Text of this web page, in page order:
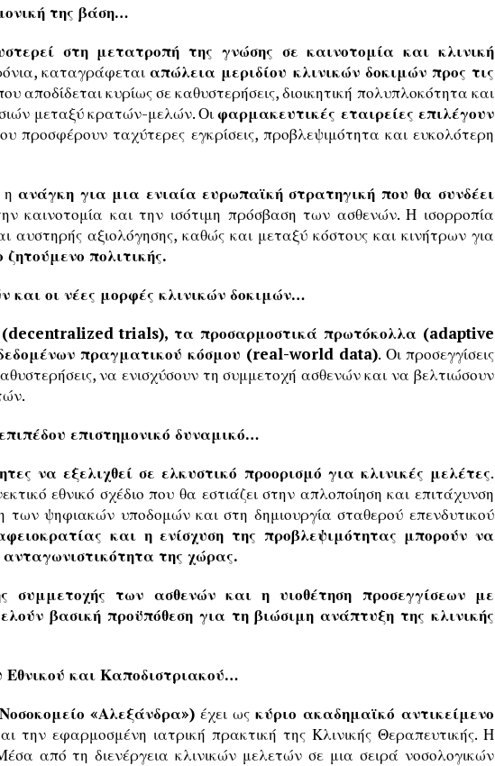
της βάση…
στη μετατροπή της γνώσης σε καινοτομία και κλινική
καταγράφεταιαπώλεια μεριδίου κλινικών δοκιμών προς τις
αποδίδεται κυρίως σε καθυστερήσεις, διοικητική πολυπλοκότητα και
μεταξύ κρατών-μελών. Οιφαρμακευτικές εταιρείες επιλέγουν
προσφέρουν ταχύτερες εγκρίσεις, προβλεψιμότητα και ευκολότερη
η ανάγκη για μια ενιαία ευρωπαϊκή στρατηγική που θα συνδέει
καινοτομία και την ισότιμη πρόσβαση των ασθενών. Η ισορροπία
αυστηρής αξιολόγησης, καθώς και μεταξύ κόστους και κινήτρων για
ζητούμενο πολιτικής.
και οι νέες μορφές κλινικών δοκιμών…
trials), τα προσαρμοστικά πρωτόκολλα (adaptive
πραγματικού κόσμου (real-world data). Οι προσεγγίσεις
να ενισχύσουν τη συμμετοχή ασθενών και να βελτιώσουν
επιστημονικό δυναμικό…
να εξελιχθεί σε ελκυστικό προορισμό για κλινικές μελέτες.
εθνικό σχέδιο που θα εστιάζει στην απλοποίηση και επιτάχυνση
των ψηφιακών υποδομών και στη δημιουργία σταθερού επενδυτικού
και η ενίσχυση της προβλεψιμότητας μπορούν να
της χώρας.
συμμετοχής των ασθενών και η υιοθέτηση προσεγγίσεων με
βασική προϋπόθεση για τη βιώσιμη ανάπτυξη της κλινικής
και Καποδιστριακού…
«Αλεξάνδρα») έχει ωςκύριο ακαδημαϊκό αντικείμενο
την εφαρμοσμένη ιατρική πρακτική της Κλινικής Θεραπευτικής. Η
από τη διενέργεια κλινικών μελετών σε μια σειρά νοσολογικών